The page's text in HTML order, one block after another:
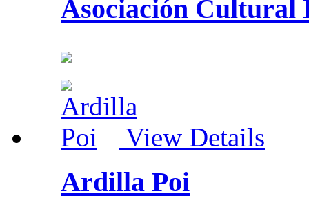
Asociación Cultural
View Details
Ardilla Poi